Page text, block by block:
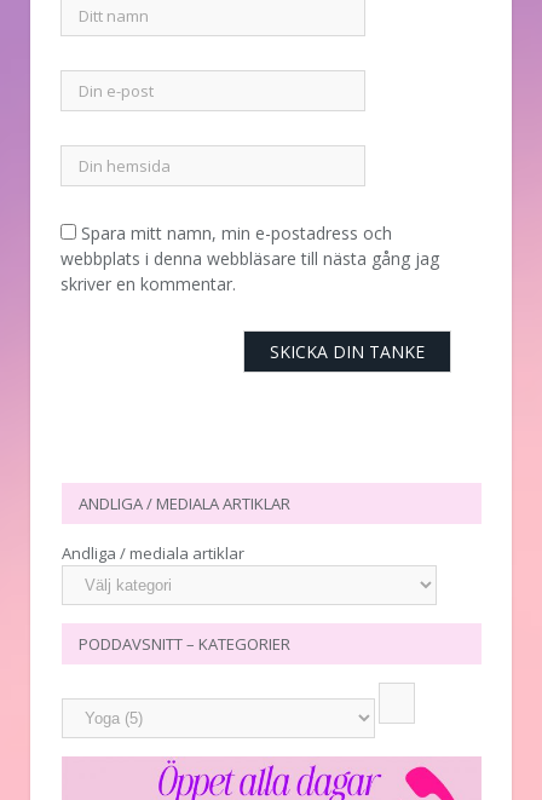
Spara mitt namn, min e-postadress och
webbplats i denna webbläsare till nästa gång jag
skriver en kommentar.
ANDLIGA / MEDIALA ARTIKLAR
Andliga / mediala artiklar
PODDAVSNITT – KATEGORIER